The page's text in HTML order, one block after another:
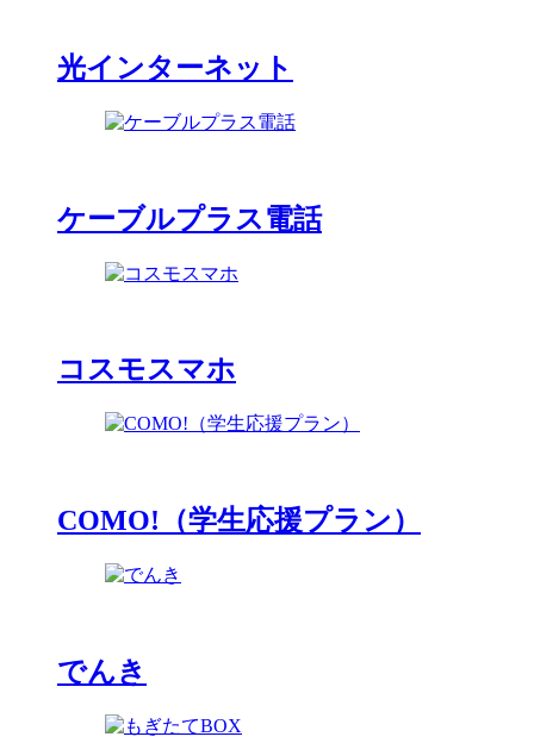
光インターネット
ケーブルプラス電話
コスモスマホ
COMO!（学生応援プラン）
でんき